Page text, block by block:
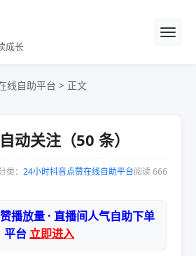
成长
线自助平台 > 正文
动关注（50 条）
类： 24小时抖音点赞在线自助平台阅读 666
播放量 · 直播间人气自助下单
平台立即进入